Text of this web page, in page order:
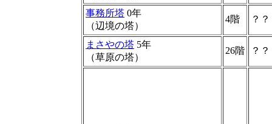
事務所塔 0年
（辺境の塔）
4階 ？
まさやの塔 5年
（草原の塔）
26階 ？